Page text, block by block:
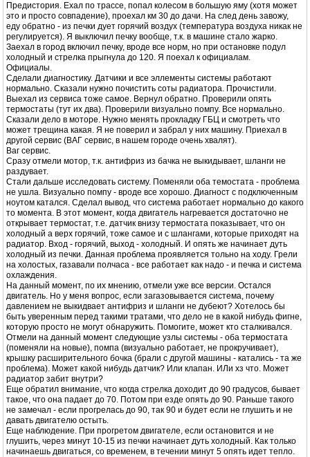
Предистория. Ехал по трассе, попал колесом в большую яму (хотя может
это и просто совпадение), проехал км 30 до дачи. На след день завожу,
еду обратно - из печки дует горячий воздух (температура воздуха никак не
регулируется). Я выключил печку вообще, т.к. в машине стало жарко.
Заехал в город включил печку, вроде все норм, но при остановке подул
холодный и стрелка прыгнула до 120. Я поехал к официалам.
Официалы.
Сделали диагностику. Датчики и все эллементы системы работают
нормально. Сказали нужно почистить соты радиатора. Прочистили.
Выехал из сервиса тоже самое. Вернул обратно. Проверили опять
термостаты (тут их два). Проверили визуально помпу. Все нормально.
Сказали дело в моторе. Нужно менять прокладку ГБЦ и смотреть что
может трещина какая. Я не поверил и забрал у них машину. Приехал в
другой сервис (ВАГ сервис, в нашем городе очень хвалят).
Ваг сервис.
Сразу отмели мотор, т.к. антифриз из бачка не выкидывает, шланги не
раздувает.
Стали дальше исследовать систему. Поменяли оба темостата - проблема
не ушла. Визуально помпу - вроде все хорошо. Диагност с подключенным
ноутом катался. Сделал вывод, что система работает нормально до какого
то момента. В этот момент, когда двигатель нагревается достаточно не
открывает термостат, т.е. датчик внизу термостата показывает, что он
холодный а верх горячий, тоже самое и с шлангами, которые приходят на
радиатор. Вход - горячий, выход - холодный. И опять же начинает дуть
холодный из печки. Данная проблема проявляется тольно на ходу. Грели
на холостых, газавали полчаса - все работает как надо - и печка и система
охлаждения.
На данный момент, по их мнению, отмели уже все версии. Остался
двигатель. Но у меня вопрос, если загазовывается система, почему
давлением не выкидвает антифриз и шланги не дубеют? Хотелось бы
быть уверенным перед такими тратами, что дело не в какой нибудь фигне,
которую просто не могут обнаружить. Помогите, может кто сталкивался.
Отмели на данный момент следующие узлы системы - оба термостата
(поменяли на новые), помпа (визуально работает, не прокручивает),
крышку расширительного бочка (брали с другой машины - катались - та же
проблема). Может какой нибудь датчик? Или клапан. ИЛи хз что. Может
радиатор забит внутри?
Еще обратил внимание, что когда стрелка доходит до 90 градусов, бывает
такое, что она падает до 70. Потом при езде опять до 90. Раньше такого
не замечал - если прогрелась до 90, так 90 и будет если не глушить и не
давать двигателю остыть.
Еще наблюдение. При прогретом двигателе, если остановится и не
глушить, через минут 10-15 из печки начинает дуть холодный. Как только
начинаешь двигаться, со временем, в течении минут 5 опять идет тепло.